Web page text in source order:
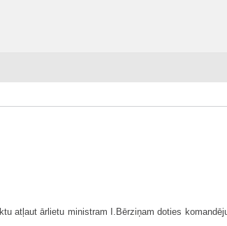
atļaut ārlietu ministram I.Bērziņam doties